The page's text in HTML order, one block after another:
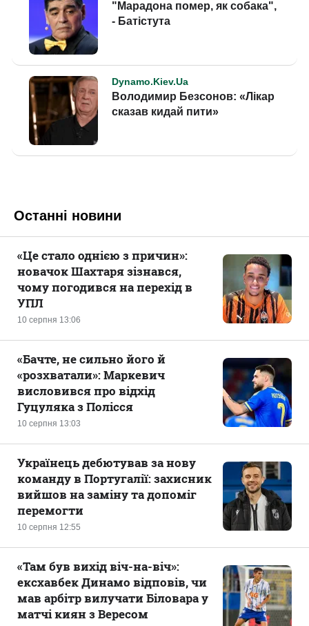
Останні новини
10 серпня 13:06
«Це стало однією з причин»:
новачок Шахтаря зізнався,
чому погодився на перехід в
УПЛ
10 серпня 13:03
«Бачте, не сильно його й
«розхватали»: Маркевич
висловився про відхід
Гуцуляка з Полісся
10 серпня 12:55
Українець дебютував за нову
команду в Португалії: захисник
вийшов на заміну та допоміг
перемогти
«Там був вихід віч-на-віч»:
ексхавбек Динамо відповів, чи
мав арбітр вилучати Біловара у
матчі киян з Вересом